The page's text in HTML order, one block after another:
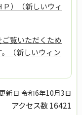
）（新しいウィ
覧いただくため
（新しいウィン
新日 令和6年10月3日
アクセス数16421